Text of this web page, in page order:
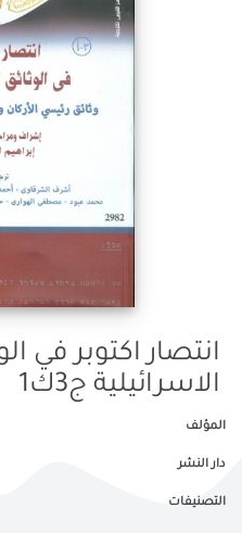
انتصار اكتوبر في
الاسرائيلية ج3ك1
المؤلف
دار النشر
التصنيفات